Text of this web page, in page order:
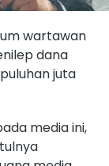
wartawan
dana
juta
media ini,